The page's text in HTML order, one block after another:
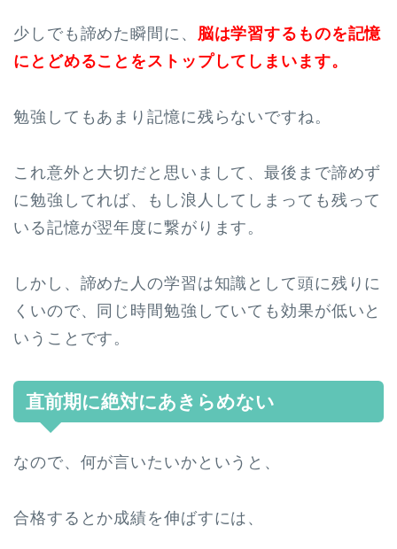
少しでも諦めた瞬間に、 脳は学習するものを記憶
にとどめることをストップしてしまいます。
勉強してもあまり記憶に残らないですね。
これ意外と大切だと思いまして、最後まで諦めず
に勉強してれば、もし浪人してしまっても残って
いる記憶が翌年度に繋がります。
しかし、諦めた人の学習は知識として頭に残りに
くいので、同じ時間勉強していても効果が低いと
いうことです。
直前期に絶対にあきらめない
なので、何が言いたいかというと、
合格するとか成績を伸ばすには、